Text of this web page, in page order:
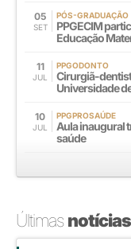
05
SET
PÓS-GRADUAÇÃO
PPGECIM
Educação
11
JUL
PPGODONTO
Cirurgiã-
Universidade
10
JUL
PPGPROSAÚDE
Aula inaugural
saúde
Últimasnotícias